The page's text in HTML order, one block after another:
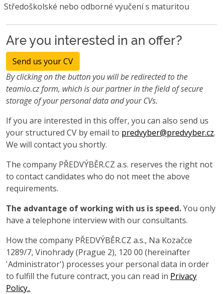
Středoškolské nebo odborné vyučení s maturitou
Are you interested in an offer?
Send us your CV
By clicking on the button you will be redirected to the
teamio.cz form, which is our partner in the field of secure
storage of your personal data and your CVs.
If you are interested in this offer, you can also send us
your structured CV by email to predvyber@predvyber.cz.
We will contact you shortly.
The company PŘEDVÝBĚR.CZ a.s. reserves the right not
to contact candidates who do not meet the above
requirements.
The advantage of working with us is speed.You only
have a telephone interview with our consultants.
How the company PŘEDVÝBĚR.CZ a.s., Na Kozačce
1289/7, Vinohrady (Prague 2), 120 00 (hereinafter
'Administrator') processes your personal data in order
to fulfill the future contract, you can read in Privacy
Policy..